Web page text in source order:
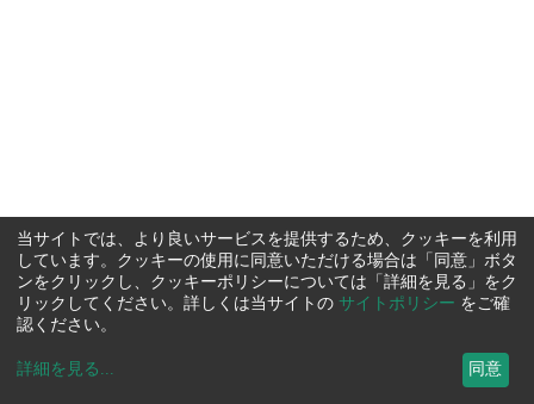
当サイトでは、より良いサービスを提供するため、クッキーを利用
しています。クッキーの使用に同意いただける場合は「同意」ボタ
ンをクリックし、クッキーポリシーについては「詳細を見る」をク
リックしてください。詳しくは当サイトの サイトポリシー をご確
認ください。
詳細を見る ... 同意